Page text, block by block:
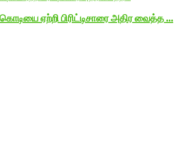
ஏற்றி பிரிட்டிசாரை அதிர வைத்த …